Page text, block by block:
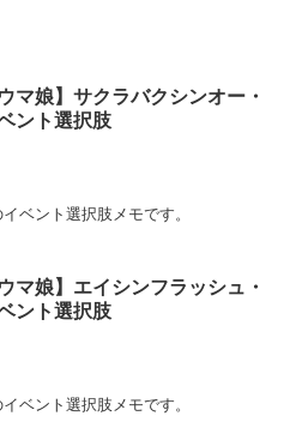
ウマ娘】サクラバクシンオー・
ント選択肢
ベント選択肢メモです。
ウマ娘】エイシンフラッシュ・
ント選択肢
ベント選択肢メモです。